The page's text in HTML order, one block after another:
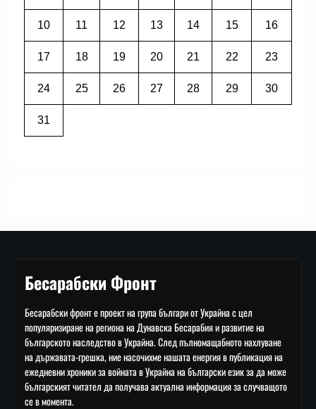
10 11 12 13 14 15 16
17 18 19 20 21 22 23
24 25 26 27 28 29 30
31
Бесарабски Фронт
Бесарабски фронт е проект на група българи от Украйна с цел
популяризиране на региона на Дунавска Бесарабия и развитие на
българското наследство в Украйна. След пълномащабното нахлуване
на държавата-грешка, ние насочихме нашата енергия в публикация на
ежедневни хроники за войната в Украйна на български език за да може
българският читател да получава актуална информация за случващото
се в момента.